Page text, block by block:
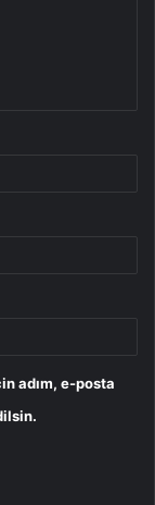
adım, e-posta